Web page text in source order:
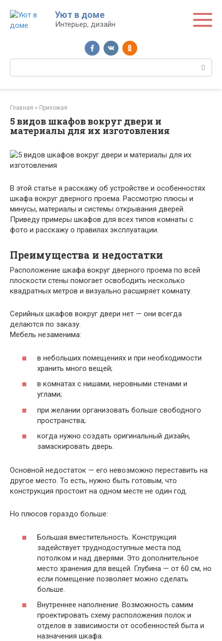
контенту
Уют в доме
Интерьер, дизайн
Поиск:
Главная » Прихожая
5 видов шкафов вокруг двери и
материалы для их изготовления
В этой статье я расскажу об устройстве и особенностях
шкафа вокруг дверного проема. Рассмотрю плюсы и
минусы, материалы и системы открывания дверей.
Приведу примеры шкафов для всех типов комнаты с
фото и расскажу о правилах эксплуатации.
Преимущества и недостатки
Расположение шкафа вокруг дверного проема по всей
плоскости стены помогает освободить несколько
квадратных метров и визуально расширяет комнату.
Серийных шкафов вокруг двери нет — они всегда
делаются по заказу.
Мебель незаменима:
в небольших помещениях и при необходимости
хранить много вещей;
в комнатах с нишами, неровными стенами и
углами;
при желании организовать больше свободного
пространства;
когда нужно создать оригинальный дизайн,
замаскировать дверь.
Основной недостаток — его невозможно переставить на
другое место. То есть, нужно быть готовым, что
конструкция простоит на одном месте не один год.
Но плюсов гораздо больше:
Большая вместительность. Конструкция
задействует труднодоступные места под
потолком и над дверями. Это дополнительное
место хранения для вещей. Глубина — от 60 см, но
если помещение позволяет можно сделать
больше.
Внутреннее наполнение. Возможность самим
проектировать схему расположения полок и
отделов в зависимости от особенностей быта и
назначения шкафа.